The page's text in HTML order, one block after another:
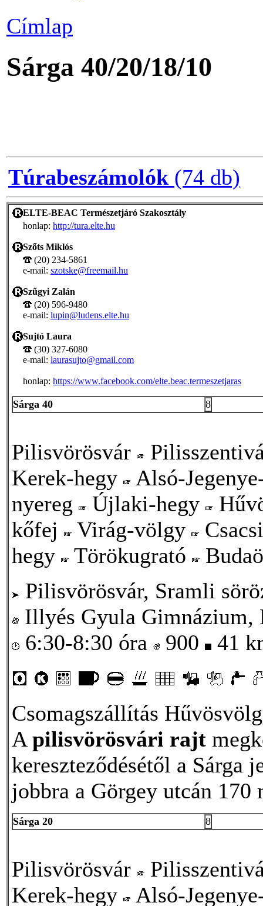
Címlap
Sárga 40/20/18/10
Túrabeszámolók (74 db)
ELTE-BEAC Természetjáró Szakosztály
honlap: http://tura.elte.hu
Szőts Miklós
(20) 234-5861
e-mail: szotske@freemail.hu
Szűgyi Zalán
(20) 596-9480
e-mail: lupin@ludens.elte.hu
Sujtó Laura
(30) 327-6080
e-mail: laurasujto@gmail.com
honlap: https://www.facebook.com/elte.beac.termeszetjaras
Sárga 40 8
Pilisvörösvár
Kerek-hegy
Alsó-
nyereg
Újlaki-hegy
kőfej
Virág-völgy
hegy
Törökugrató
Pilisvörösvár, Sramli
Illyés Gyula Gimnázium,
6:30-8:30 óra
900 41
Csomagszállítás
A pilisvörösvári rajt
kereszteződésétől a Sárga
jobbra a Görgey utcán 170
Sárga 20 8
Pilisvörösvár
Kerek-hegy
Alsó-